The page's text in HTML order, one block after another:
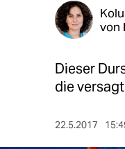
von
Dieser
die
22.5.2017